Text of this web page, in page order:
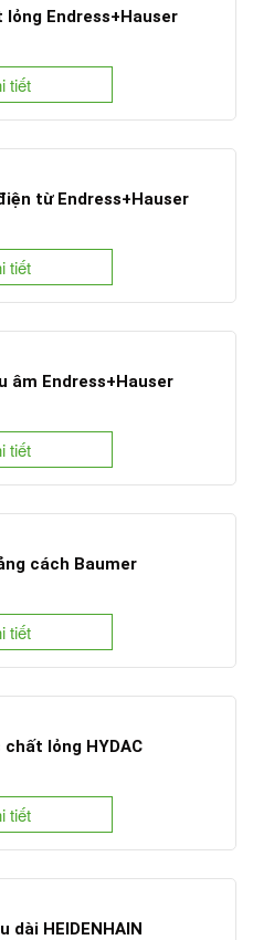
Endress+Hauser
tiết
từ Endress+Hauser
tiết
âm Endress+Hauser
tiết
cách Baumer
tiết
lỏng HYDAC
tiết
dài HEIDENHAIN